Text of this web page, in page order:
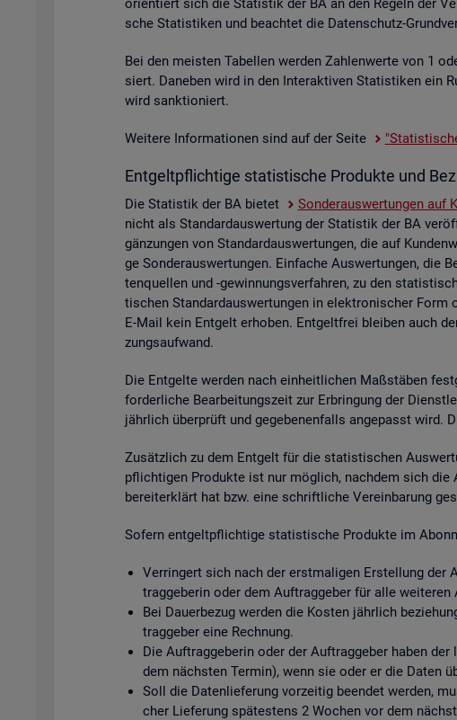
ori­en­tiert sich die Sta­tis­tik der BA an den Re­geln der
sche Sta­tis­ti­ken und be­ach­tet die Da­ten­schutz-
Bei den meis­ten Ta­bel­len wer­den Zah­len­wer­te von 1
siert. Da­ne­ben wird in den In­ter­ak­ti­ven Sta­tis­ti­ken ein
wird sank­tio­niert.
Wei­te­re In­for­ma­tio­nen sind auf der Seite
Ent­gelt­pflich­ti­ge sta­tis­ti­sche Pro­duk­te und
Die Sta­tis­tik der BA bie­tet Son­der­aus­wer­tun­gen auf
nicht als Stan­dard­aus­wer­tung der Sta­tis­tik der BA
gän­zun­gen von Stan­dard­aus­wer­tun­gen, die auf
ge Son­der­aus­wer­tun­gen. Ein­fa­che Aus­wer­tun­gen, die
ten­quel­len und -ge­win­nungs­ver­fah­ren, zu den
ti­schen Stan­dard­aus­wer­tun­gen in elek­tro­ni­scher
E-Mail kein Ent­gelt er­ho­ben. Ent­gelt­frei blei­ben auch
zungs­auf­wand.
Die Ent­gel­te wer­den nach ein­heit­li­chen Maß­stä­ben
for­der­li­che Be­ar­bei­tungs­zeit zur Er­brin­gung der
jähr­lich über­prüft und ge­ge­be­nen­falls an­ge­passt wird.
Zu­sätz­lich zu dem Ent­gelt für die sta­tis­ti­schen
pflich­ti­gen Pro­duk­te ist nur mög­lich, nach­dem sich
be­reit­er­klärt hat bzw. eine schrift­li­che Ver­ein­ba­rung
So­fern ent­gelt­pflich­ti­ge sta­tis­ti­sche Pro­duk­te im
Ver­rin­gert sich nach der erst­ma­li­gen Er­stel­lung
trag­ge­be­rin oder dem Auf­trag­ge­ber für alle
Bei Dau­er­be­zug wer­den die Kos­ten jähr­lich
trag­ge­ber eine Rech­nung.
Die Auf­trag­ge­be­rin oder der Auf­trag­ge­ber haben
dem nächs­ten Ter­min), wenn sie oder er die Daten
Soll die Da­ten­lie­fe­rung vor­zei­tig be­en­det wer­den,
cher Lie­fe­rung spä­tes­tens 2 Wo­chen vor dem